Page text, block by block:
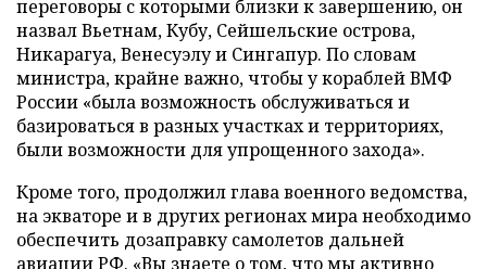
переговоры с которыми близки к завершению, он
назвал Вьетнам, Кубу, Сейшельские острова,
Никарагуа, Венесуэлу и Сингапур. По словам
министра, крайне важно, чтобы у кораблей ВМФ
России «была возможность обслуживаться и
базироваться в разных участках и территориях,
были возможности для упрощенного захода».
Кроме того, продолжил глава военного ведомства,
на экваторе и в других регионах мира необходимо
обеспечить дозаправку самолетов дальней
авиации РФ. «Вы знаете о том, что мы активно